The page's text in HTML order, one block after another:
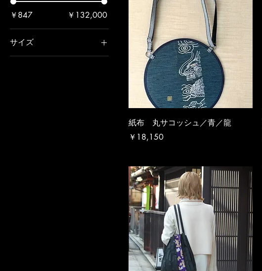
￥847 ￥132,000
サイズ
Lサイズ
紙布 丸サコッシュ／青／龍
価格
￥18,150